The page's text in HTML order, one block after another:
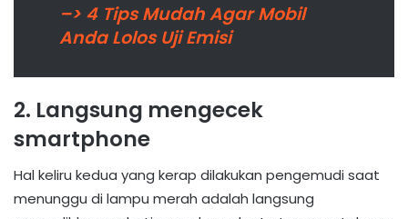
–> 4 Tips Mudah Agar Mobil
Anda Lolos Uji Emisi
2. Langsung mengecek
smartphone
Hal keliru kedua yang kerap dilakukan pengemudi saat
menunggu di lampu merah adalah langsung